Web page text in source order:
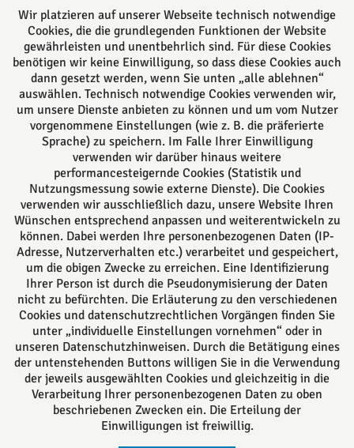
Ansässig in Lemgo beraten wir Sie kompetent in
vielen Rechtsgebieten sowohl durch unsere
Rechtsanwältinnen und Rechtsanwälte, als auch
durch unsere 5 Notarinnen und Notare. Alle können
auf langjährige Erfahrung zurückgreifen und Sie
daher bestmöglich beraten.
Folgen Sie uns auf
Das europäische Kanzlei-Netzwerk
Wir platzieren auf unserer Webseite technisch notwendige
Cookies, die die grundlegenden Funktionen der Website
gewährleisten und unentbehrlich sind. Für diese Cookies
benötigen wir keine Einwilligung, so dass diese Cookies auch
dann gesetzt werden, wenn Sie unten „alle ablehnen“
auswählen. Technisch notwendige Cookies verwenden wir,
um unsere Dienste anbieten zu können und um vom Nutzer
vorgenommene Einstellungen (wie z. B. die präferierte
Sprache) zu speichern. Im Falle Ihrer Einwilligung
verwenden wir darüber hinaus weitere
performancesteigernde Cookies (Statistik und
Nutzungsmessung sowie externe Dienste). Die Cookies
verwenden wir ausschließlich dazu, unsere Website Ihren
Wünschen entsprechend anpassen und weiterentwickeln zu
können. Dabei werden Ihre personenbezogenen Daten (IP-
Adresse, Nutzerverhalten etc.) verarbeitet und gespeichert,
um die obigen Zwecke zu erreichen. Eine Identifizierung
Ihrer Person ist durch die Pseudonymisierung der Daten
nicht zu befürchten. Die Erläuterung zu den verschiedenen
Cookies und datenschutzrechtlichen Vorgängen finden Sie
unter „individuelle Einstellungen vornehmen“ oder in
unseren Datenschutzhinweisen. Durch die Betätigung eines
der untenstehenden Buttons willigen Sie in die Verwendung
der jeweils ausgewählten Cookies und gleichzeitig in die
Verarbeitung Ihrer personenbezogenen Daten zu oben
beschriebenen Zwecken ein. Die Erteilung der
Einwilligungen ist freiwillig.